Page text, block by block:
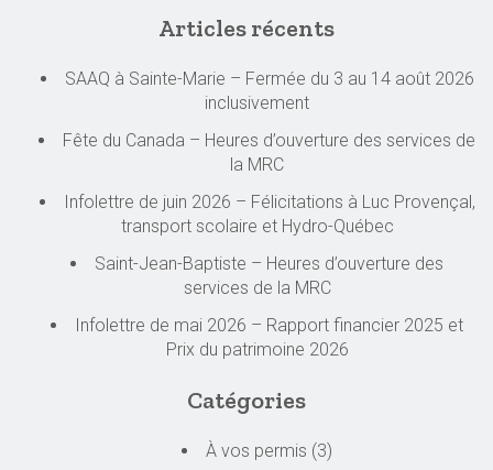
Articles récents
SAAQ à Sainte-Marie – Fermée du 3 au 14 août 2026
inclusivement
Fête du Canada – Heures d’ouverture des services de
la MRC
Infolettre de juin 2026 – Félicitations à Luc Provençal,
transport scolaire et Hydro-Québec
Saint-Jean-Baptiste – Heures d’ouverture des
services de la MRC
Infolettre de mai 2026 – Rapport financier 2025 et
Prix du patrimoine 2026
Catégories
À vos permis (3)